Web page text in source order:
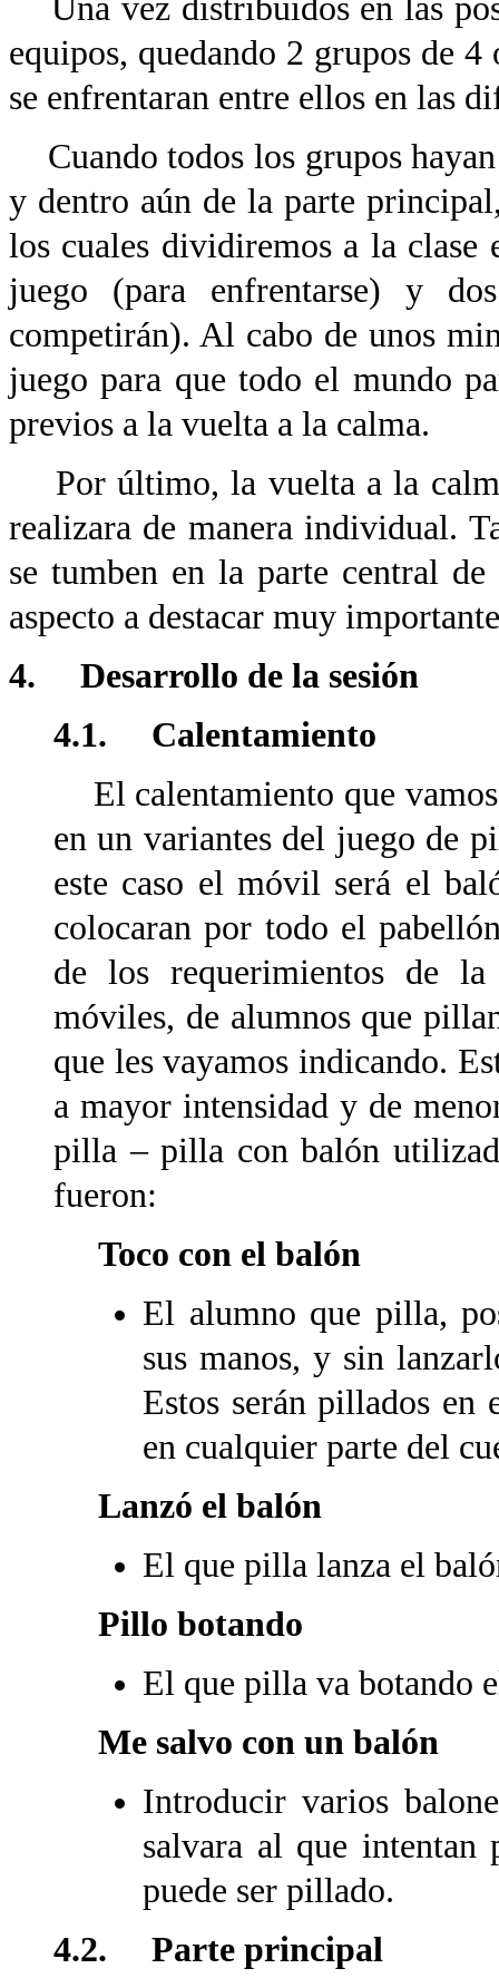
Una vez distribuidos en las
equipos, quedando 2 grupos de 4
se enfrentaran entre ellos en las
Cuando todos los grupos hayan
y dentro aún de la parte
los cuales dividiremos a la
juego (para enfrentarse) y
competirán). Al cabo de unos
juego para que todo el mundo
previos a la vuelta a la calma.
Por último, la vuelta a la
realizara de manera individual.
se tumben en la parte central
aspecto a destacar muy
4. Desarrollo de la sesión
4.1. Calentamiento
El calentamiento que vamos
en un variantes del juego de
este caso el móvil será el
colocaran por todo el
de los requerimientos de
móviles, de alumnos que
que les vayamos indicando.
a mayor intensidad y de
pilla – pilla con balón
fueron:
Toco con el balón
El alumno que pilla,
sus manos, y sin
Estos serán pillados en
en cualquier parte del
Lanzó el balón
El que pilla lanza el
Pillo botando
El que pilla va botando
Me salvo con un balón
Introducir varios
salvara al que
puede ser pillado.
4.2. Parte principal